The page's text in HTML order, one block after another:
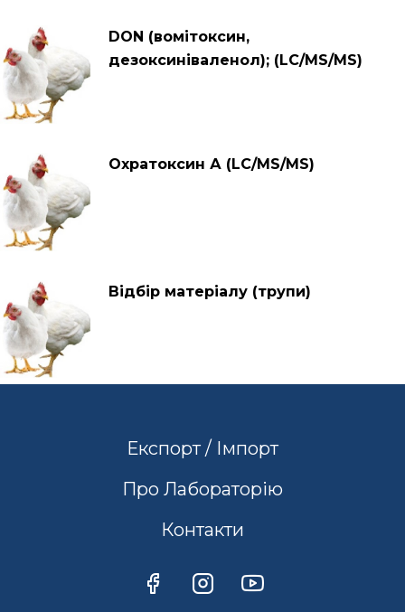
DON (вомітоксин,
дезоксиніваленол); (LC/MS/MS)
Охратокcин А (LC/MS/MS)
Відбір матеріалу (трупи)
Експорт / Імпорт
Про Лабораторію
Контакти